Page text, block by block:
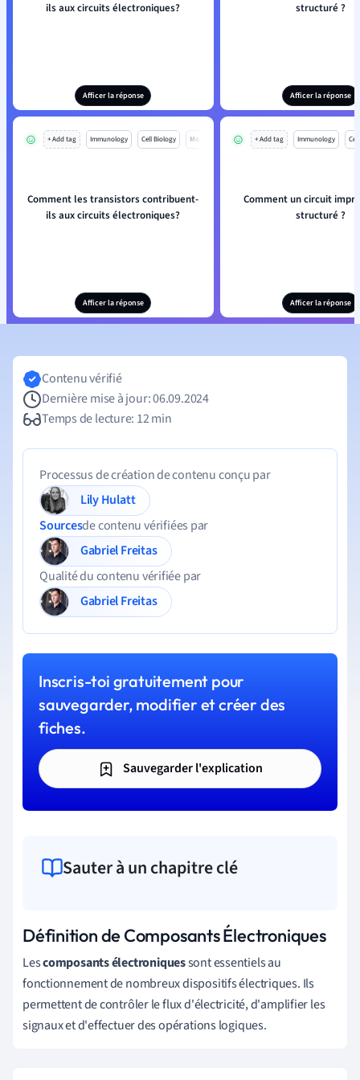
ils aux circuits électroniques?
Afficer la réponse
structuré ?
Afficer la réponse
+ Add tag Immunology Cell Biology Mo
Comment les transistors contribuent-
ils aux circuits électroniques?
Afficer la réponse
+ Add tag Immunology
Comment un circuit
structuré ?
Afficer la réponse
Contenu vérifié
Dernière mise à jour: 06.09.2024
Temps de lecture: 12 min
Processus de création de contenu conçu par
Lily Hulatt
Sourcesde contenu vérifiées par
Gabriel Freitas
Qualité du contenu vérifiée par
Gabriel Freitas
Inscris-toi gratuitement pour
sauvegarder, modifier et créer des
fiches.
Sauvegarder l'explication
Sauter à un chapitre clé
Définition de Composants Électroniques
Lescomposants électroniquessont essentiels au
fonctionnement de nombreux dispositifs électriques. Ils
permettent de contrôler le flux d'électricité, d'amplifier les
signaux et d'effectuer des opérations logiques.